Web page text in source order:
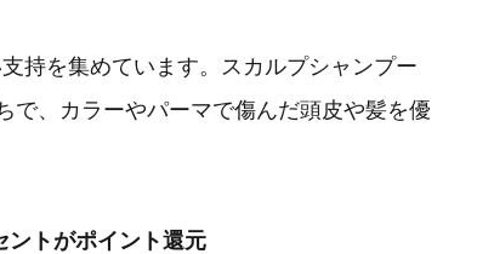
持を集めています。スカルプシャンプー
で、カラーやパーマで傷んだ頭皮や髪を優
ントがポイント還元